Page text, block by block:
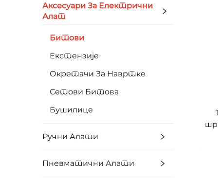
Аксесуари За Електрични
Алат
Битови
Екстензије
Окретачи За Навртке
Сетови Битова
Бушилице
Ручни Алати
Пневматични Алати